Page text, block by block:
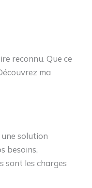
reconnu. Que ce
ma
solution
besoins,
sont les charges